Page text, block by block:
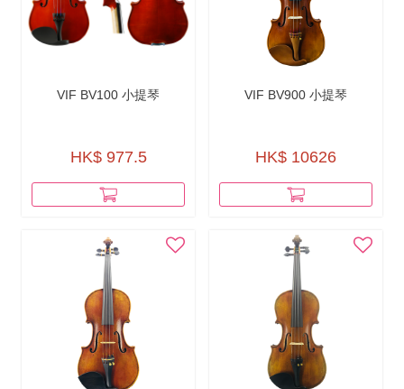
VIF BV100 小提琴
HK$ 977.5
VIF BV900 小提琴
HK$ 10626